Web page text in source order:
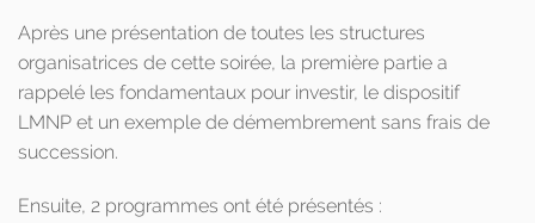
Après une présentation de toutes les structures
organisatrices de cette soirée, la première partie a
rappelé les fondamentaux pour investir, le dispositif
LMNP et un exemple de démembrement sans frais de
succession.
Ensuite, 2 programmes ont été présentés :